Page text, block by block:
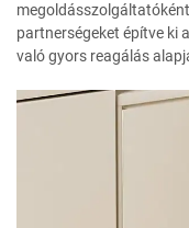
partnerségeket építve ki
való gyors reagálás